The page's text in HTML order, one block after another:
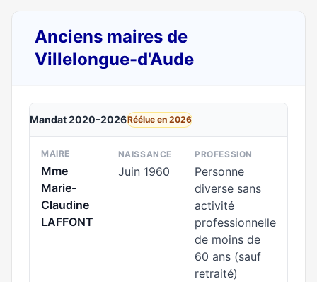
Anciens maires de
Villelongue-d'Aude
Mandat 2020–2026Réélue en 2026
MAIRE
Mme
Marie-
Claudine
LAFFONT
NAISSANCE
Juin 1960
PROFESSION
Personne
diverse sans
activité
professionnelle
de moins de
60 ans (sauf
retraité)